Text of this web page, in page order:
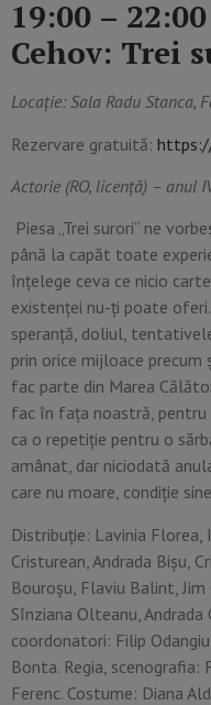
19:00 –
Cehov: Trei
Locație: Sala Radu Stanca,
Rezervare gratuită:
Actorie (RO, licență) – anul
Piesa „Trei surori” ne
până la capăt toate
înțelege ceva ce nicio
existenței nu-ți poate
speranță, doliul,
prin orice mijloace
fac parte din Marea
fac în fața noastră, pentru
ca o repetiție pentru o
amânat, dar niciodată
care nu moare, condiție
Distribuție: Lavinia Florea,
Cristurean, Andrada Bișu,
Bouroșu, Flaviu Balint, Jim
Sînziana Olteanu, Andrada
coordonatori: Filip
Bonta. Regia, scenografia:
Ferenc. Costume: Diana